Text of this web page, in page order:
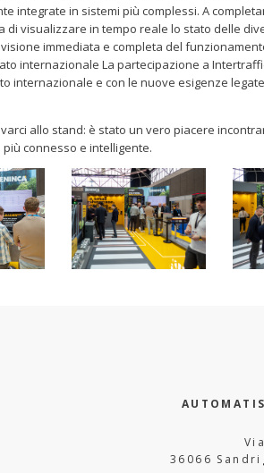
integrate in sistemi più complessi. A
visualizzare in tempo reale lo stato delle
immediata e completa del
internazionale La partecipazione a
internazionale e con le nuove esigenze
allo stand: è stato un vero piacere
connesso e intelligente.
36066